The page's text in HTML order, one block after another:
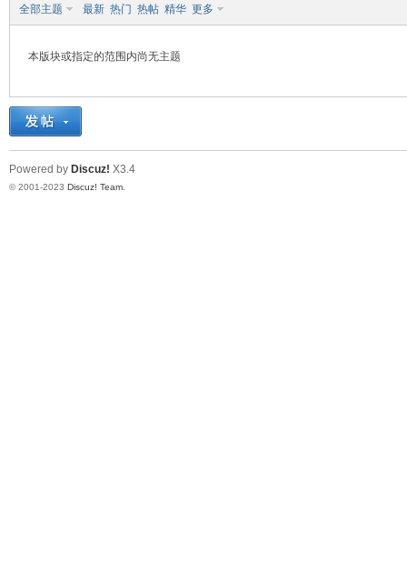
全部主题 最新 热门 热帖 精华 更多
本版块或指定的范围内尚无主题
Powered by Discuz! X3.4
© 2001-2023 Discuz! Team.